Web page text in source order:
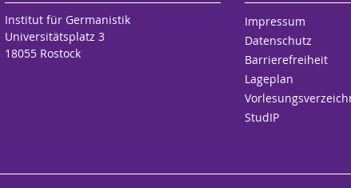
Institut für Germanistik
Universitätsplatz 3
18055 Rostock
Impressum
Datenschutz
Barrierefreiheit
Lageplan
StudIP